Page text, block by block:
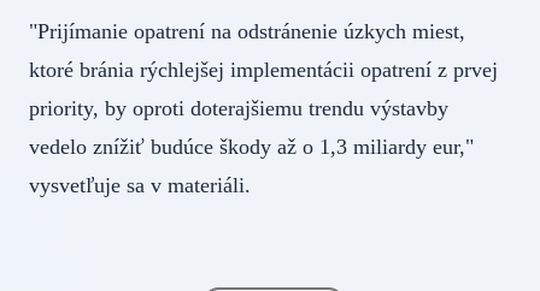
"Prijímanie opatrení na odstránenie úzkych miest,
ktoré bránia rýchlejšej implementácii opatrení z prvej
priority, by oproti doterajšiemu trendu výstavby
vedelo znížiť budúce škody až o 1,3 miliardy eur,"
vysvetľuje sa v materiáli.